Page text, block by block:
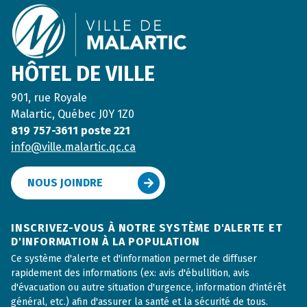
HÔTEL DE VILLE
901, rue Royale
Malartic, Québec J0Y 1Z0
819 757-3611 poste 221
info@ville.malartic.qc.ca
NOUS JOINDRE
INSCRIVEZ-VOUS À NOTRE SYSTÈME D'ALERTE ET
D'INFORMATION À LA POPULATION
Ce système d'alerte et d'information permet de diffuser
rapidement des informations (ex: avis d'ébullition, avis
d'évacuation ou autre situation d'urgence, information d'intérêt
général, etc.) afin d'assurer la santé et la sécurité de tous.